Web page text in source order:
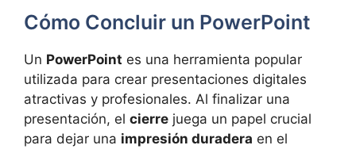
Cómo Concluir un PowerPoint
Un PowerPoint es una herramienta popular
utilizada para crear presentaciones digitales
atractivas y profesionales. Al finalizar una
presentación, el cierre juega un papel crucial
para dejar una impresión duradera en el